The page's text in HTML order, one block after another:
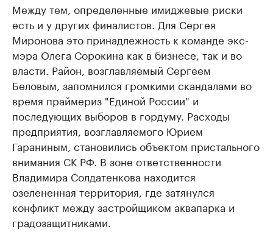
Между тем, определенные имиджевые риски
есть и у других финалистов. Для Сергея
Миронова это принадлежность к команде экс-
мэра Олега Сорокина как в бизнесе, так и во
власти. Район, возглавляемый Сергеем
Беловым, запомнился громкими скандалами во
время праймериз "Единой России" и
последующих выборов в гордуму. Расходы
предприятия, возглавляемого Юрием
Гараниным, становились объектом пристального
внимания СК РФ. В зоне ответственности
Владимира Солдатенкова находится
озелененная территория, где затянулся
конфликт между застройщиком аквапарка и
градозащитниками.